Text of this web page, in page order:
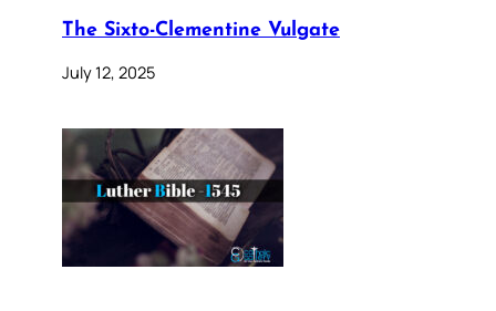
The Sixto-Clementine Vulgate
July 12, 2025